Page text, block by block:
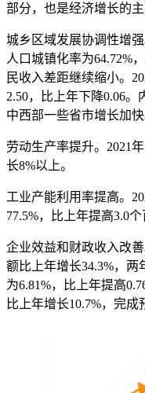
部分，也是经济增长的主
城乡区域发展协调性增
人口城镇化率为64.72%
民收入差距继续缩小。
2.50，比上年下降0.06
中西部一些省市增长加快
劳动生产率提升。2021
长8%以上。
工业产能利用率提高。
77.5%，比上年提高3.0
企业效益和财政收入改
额比上年增长34.3%，两
为6.81%，比上年提高
比上年增长10.7%，完成